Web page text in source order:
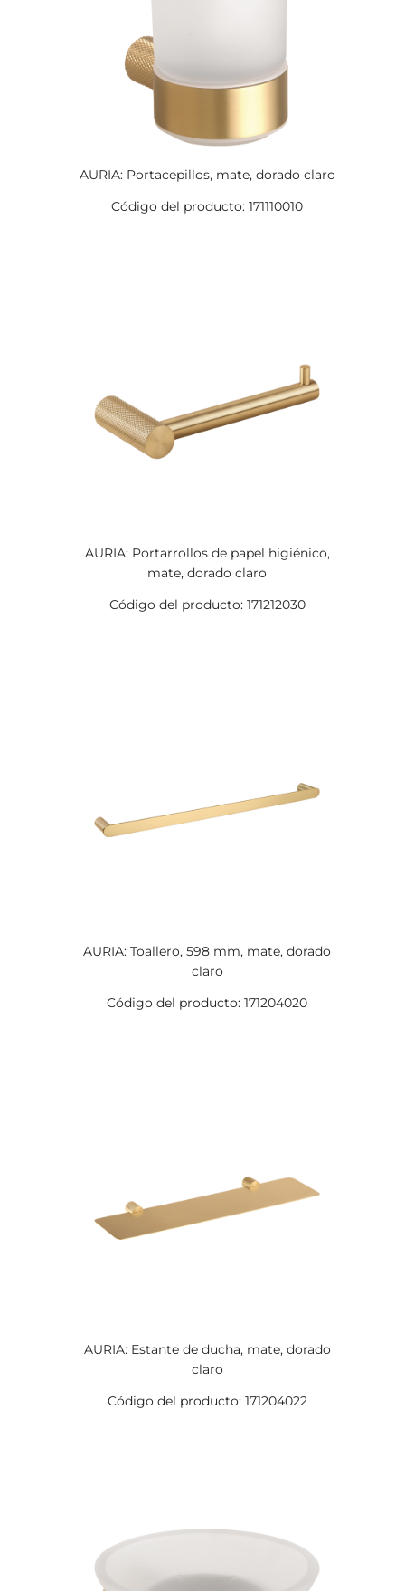
AURIA: Portacepillos, mate, dorado claro
Código del producto: 171110010
AURIA: Portarrollos de papel higiénico,
mate, dorado claro
Código del producto: 171212030
AURIA: Toallero, 598 mm, mate, dorado
claro
Código del producto: 171204020
AURIA: Estante de ducha, mate, dorado
claro
Código del producto: 171204022